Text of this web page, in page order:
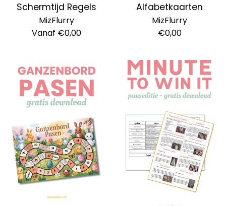
Schermtijd Regels
MizFlurry
Vanaf €0,00
Alfabetkaarten
MizFlurry
Normale
€0,00